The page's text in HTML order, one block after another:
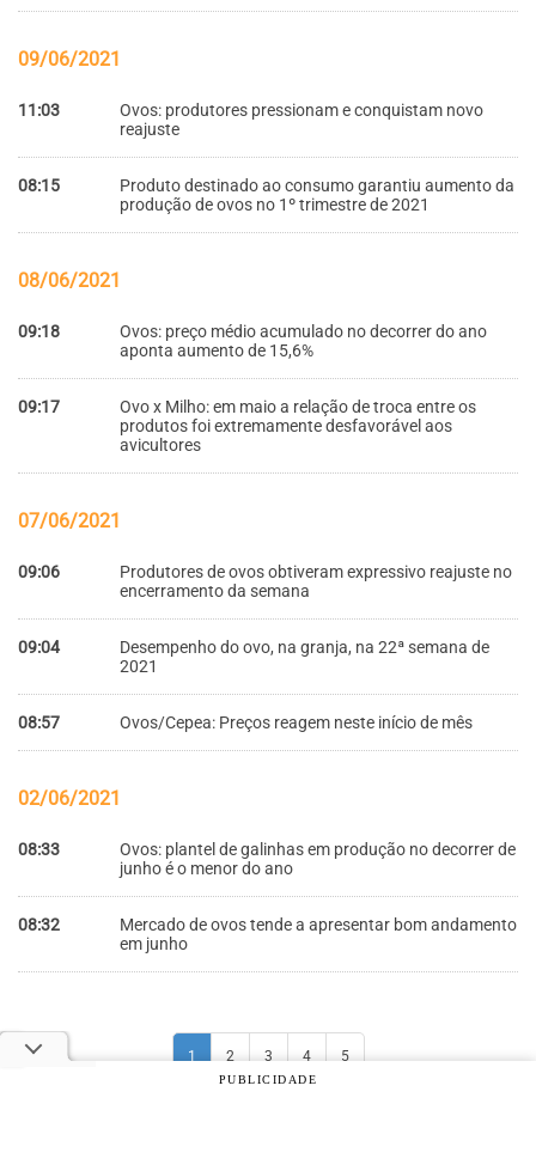
09/06/2021
11:03
Ovos: produtores pressionam e conquistam novo
reajuste
08:15
Produto destinado ao consumo garantiu aumento da
produção de ovos no 1º trimestre de 2021
08/06/2021
09:18
Ovos: preço médio acumulado no decorrer do ano
aponta aumento de 15,6%
09:17
Ovo x Milho: em maio a relação de troca entre os
produtos foi extremamente desfavorável aos
avicultores
07/06/2021
09:06
Produtores de ovos obtiveram expressivo reajuste no
encerramento da semana
09:04
Desempenho do ovo, na granja, na 22ª semana de
2021
08:57 Ovos/Cepea: Preços reagem neste início de mês
02/06/2021
08:33
Ovos: plantel de galinhas em produção no decorrer de
junho é o menor do ano
08:32
Mercado de ovos tende a apresentar bom andamento
em junho
1 2 3 4 5
PUBLICIDADE